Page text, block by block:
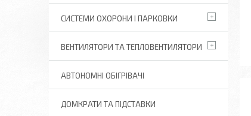
СИСТЕМИ ОХОРОНИ І ПАРКОВКИ
ВЕНТИЛЯТОРИ ТА ТЕПЛОВЕНТИЛЯТОРИ
АВТОНОМНІ ОБІГРІВАЧІ
ДОМКРАТИ ТА ПІДСТАВКИ